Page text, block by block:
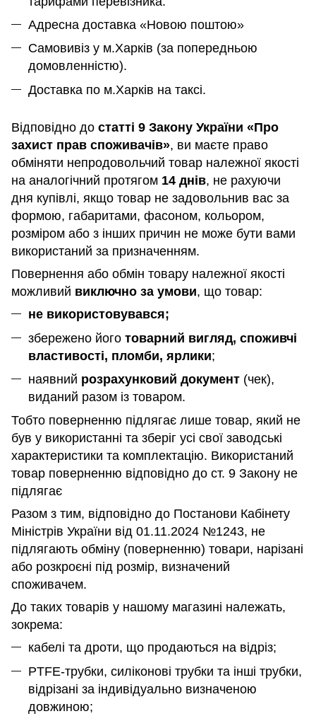
Адресна доставка «Новою поштою»
Самовивіз у м.Харків (за попередньою
домовленністю).
Доставка по м.Харків на таксі.
Відповідно до статті 9 Закону України «Про
захист прав споживачів», ви маєте право
обміняти непродовольчий товар належної якості
на аналогічний протягом 14 днів, не рахуючи
дня купівлі, якщо товар не задовольнив вас за
формою, габаритами, фасоном, кольором,
розміром або з інших причин не може бути вами
використаний за призначенням.
Повернення або обмін товару належної якості
можливий виключно за умови, що товар:
не використовувався;
збережено його товарний вигляд, споживчі
властивості, пломби, ярлики;
наявний розрахунковий документ (чек),
виданий разом із товаром.
Тобто поверненню підлягає лише товар, який не
був у використанні та зберіг усі свої заводські
характеристики та комплектацію. Використаний
товар поверненню відповідно до ст. 9 Закону не
підлягає
Разом з тим, відповідно до Постанови Кабінету
Міністрів України від 01.11.2024 №1243, не
підлягають обміну (поверненню) товари, нарізані
або розкроєні під розмір, визначений
споживачем.
До таких товарів у нашому магазині належать,
зокрема:
кабелі та дроти, що продаються на відріз;
PTFE-трубки, силіконові трубки та інші трубки,
відрізані за індивідуально визначеною
довжиною;